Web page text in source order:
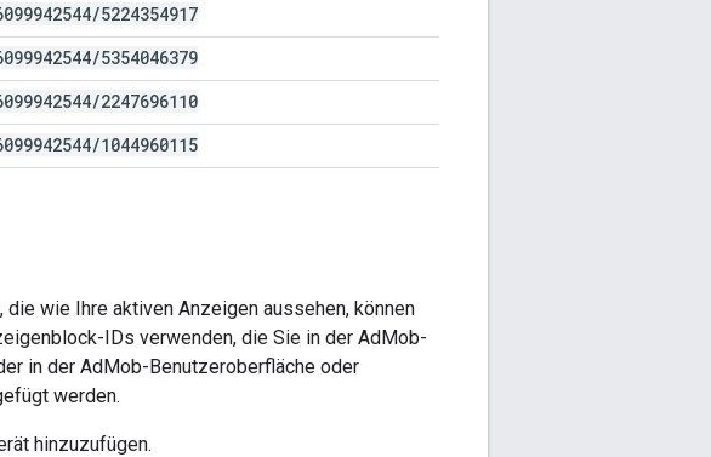
/5224354917
/5354046379
/2247696110
/1044960115
wie Ihre aktiven Anzeigen aussehen, können
IDs verwenden, die Sie in der AdMob-
in der AdMob-Benutzeroberfläche oder
werden.
hinzuzufügen.